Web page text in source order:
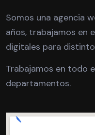
Somos una agencia
años, trabajamos en
digitales para
Trabajamos en todo
departamentos.